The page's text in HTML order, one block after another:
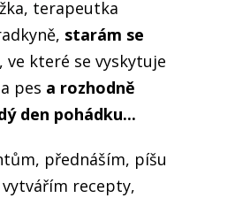
terapeutka
starám se
, ve které se vyskytuje
pes a rozhodně
den pohádku...
přednáším, píšu
recepty,